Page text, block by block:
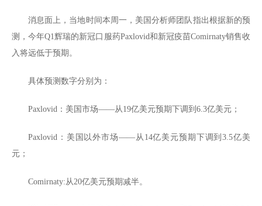
消息面上，当地时间本周一，美国分析师团队指出根据新的预
测，今年Q1辉瑞的新冠口服药Paxlovid和新冠疫苗Comirnaty销售收
入将远低于预期。
具体预测数字分别为：
Paxlovid：美国市场——从19亿美元预期下调到6.3亿美元；
Paxlovid：美国以外市场——从14亿美元预期下调到3.5亿美
元；
Comirnaty:从20亿美元预期减半。